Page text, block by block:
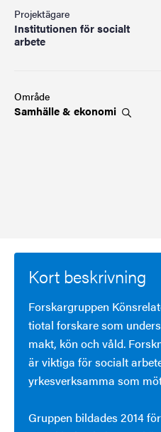
Projektägare
Institutionen för socialt
arbete
Område
Samhälle & ekonomi
Kort beskrivning
Forskargruppen
tiotal forskare som
makt, kön och våld.
är viktiga för socialt
yrkesverksamma som
Gruppen bildades 2014